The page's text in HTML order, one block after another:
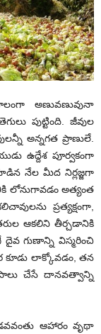
అణువణువునా
పుట్టింది. జీవుల
అన్నగత ప్రాణులే.
ఉద్దేశ పూర్వకంగా
నేల మీద నిర్లజ్జగా
లోనుగావడం అత్యంత
ప్రత్యక్షంగా,
ఆకలిని తీర్చడానికి
దైవ గుణాన్ని విస్మరించి
కూడు లాక్కోవడం, తన
చేసే దానవత్వాన్ని
ఆహారం వృథా